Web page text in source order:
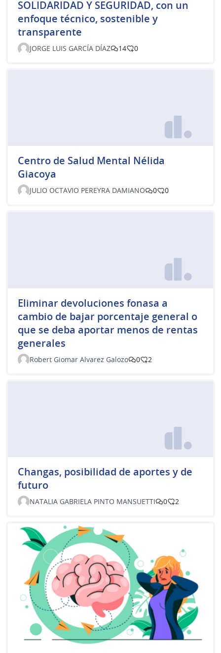
SOLIDARIDAD Y SEGURIDAD, con un
enfoque técnico, sostenible y
transparente
JORGE LUIS GARCÍA DÍAZ 14 0
Centro de Salud Mental Nélida
Giacoya
JULIO OCTAVIO PEREYRA DAMIANO 0 0
Eliminar devoluciones fonasa a
cambio de bajar porcentaje general o
que se deba aportar menos de rentas
generales
Robert Giomar Alvarez Galozo 0 2
Changas, posibilidad de aportes y de
futuro
NATALIA GABRIELA PINTO MANSUETTI 0 2